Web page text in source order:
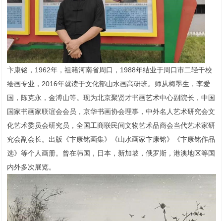
卞康铭，1962年，祖籍河南省周口，1988年结业于周口市二轻干校
绘画专业，2016年就读于文化部山水画高研班。师从梅墨生，李爱
国，陈克永，金溥山等。现为北京聚贤才书画艺术中心副院长，中国
国家书画家联谊会会员，京华书画协会理事，中外名人艺术研究会文
化艺术委员会研究员，全国工商联民间文物艺术品商会当代艺术家研
究会副会长。出版《卞康铭画集》《山水画家卞康铭》《卞康铭作品
选》等个人画册。曾在韩国，日本，新加坡，俄罗斯，港澳地区等国
内外多次展览。